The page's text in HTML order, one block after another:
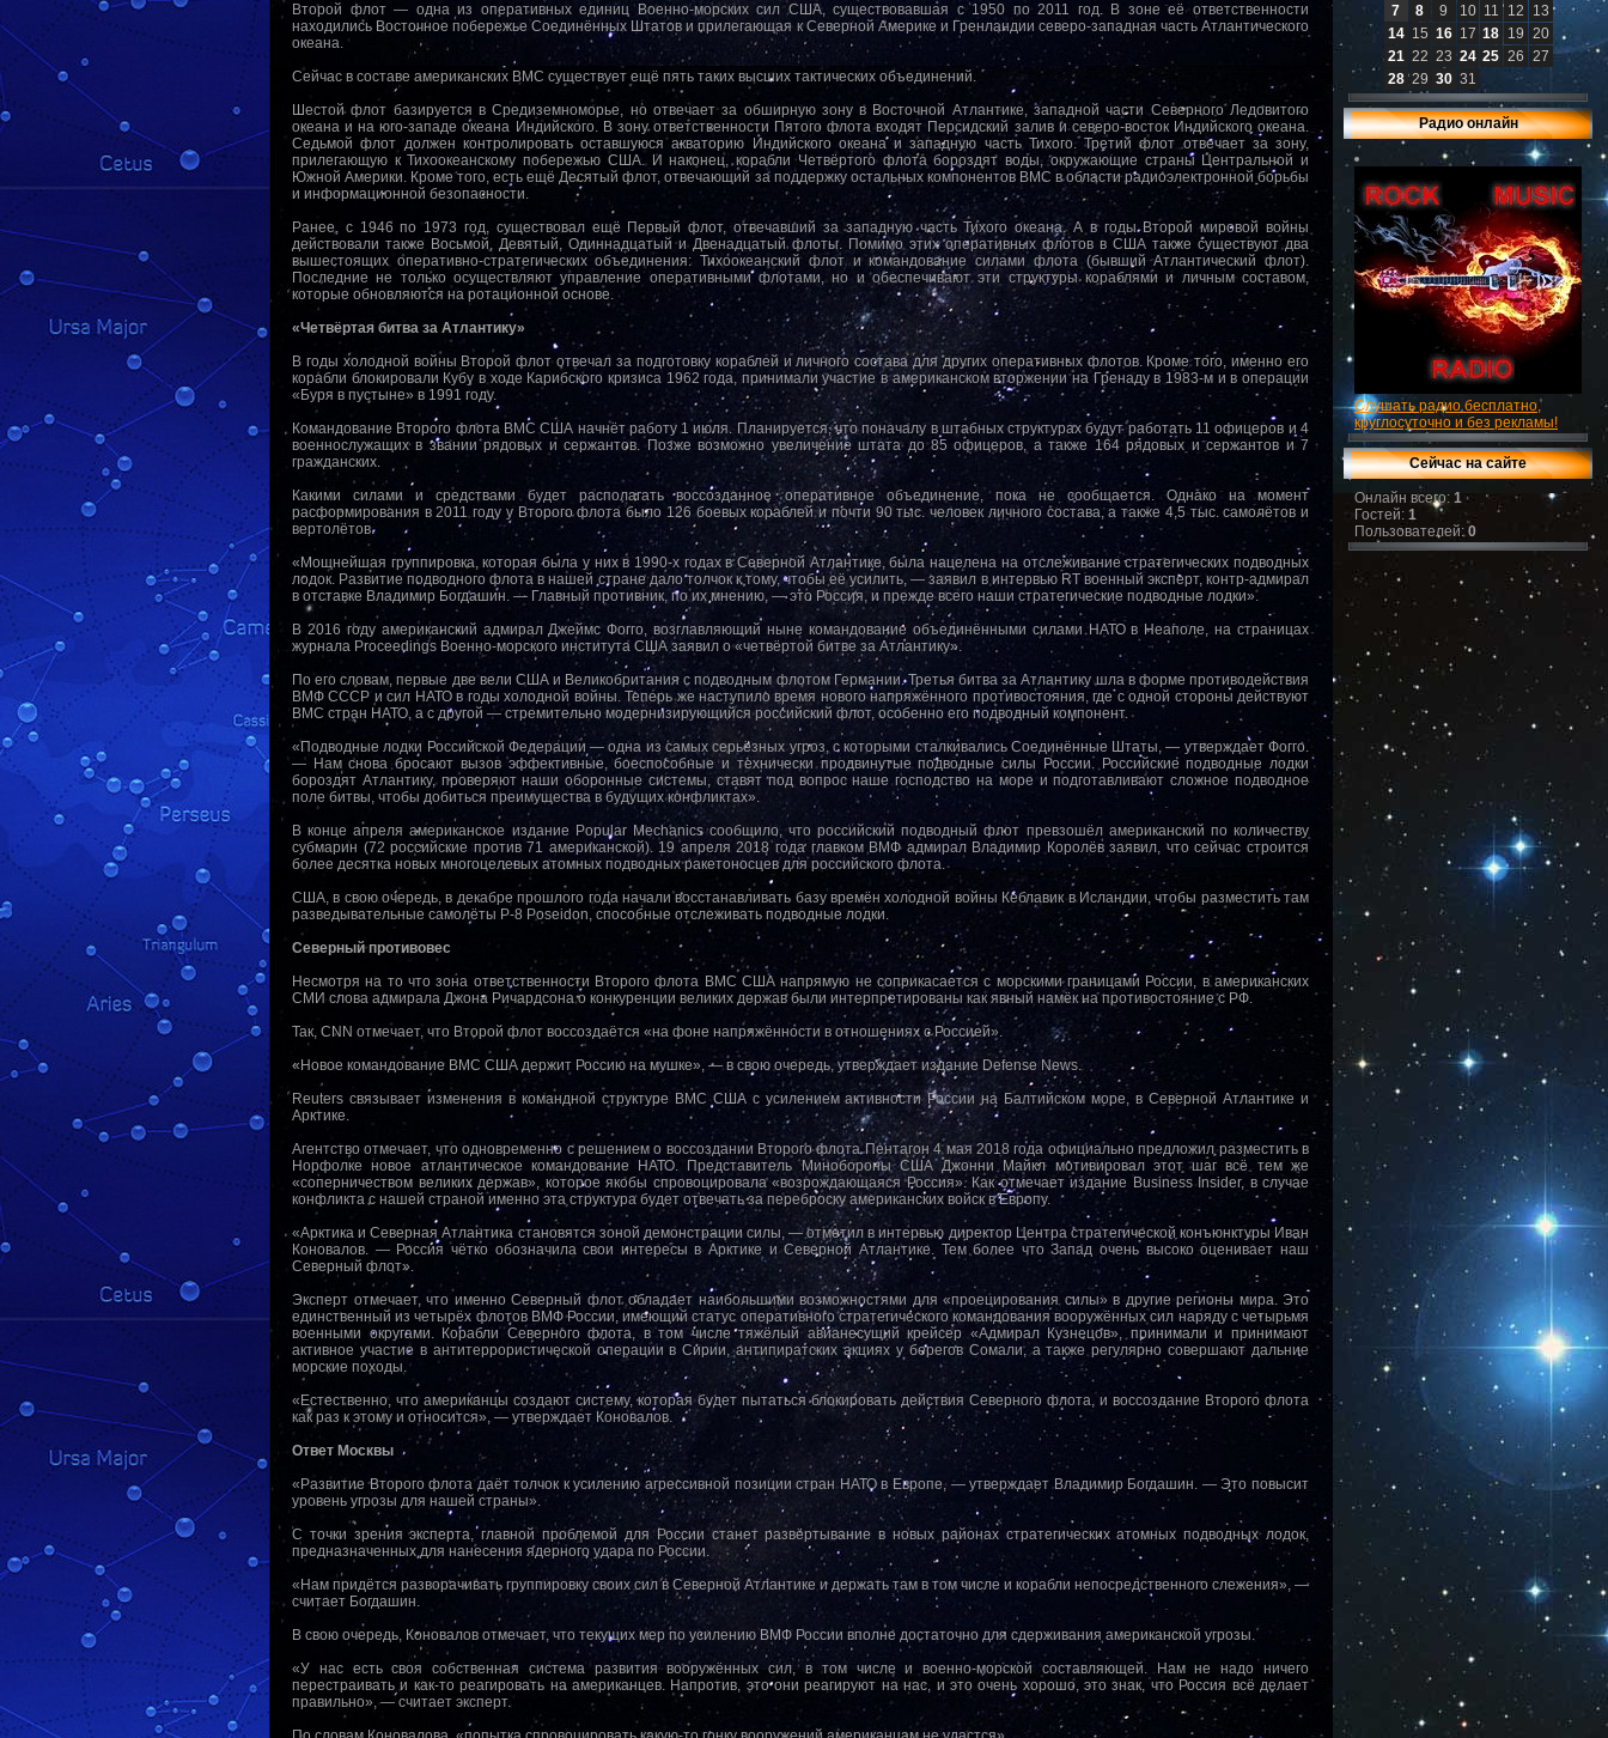
Второй флот — одна из оперативных единиц Военно-морских сил США, существовавшая с 1950 по 2011 год. В зоне её ответственности
находились Восточное побережье Соединённых Штатов и прилегающая к Северной Америке и Гренландии северо-западная часть Атлантического
океана.
Сейчас в составе американских ВМС существует ещё пять таких высших тактических объединений.
Шестой флот базируется в Средиземноморье, но отвечает за обширную зону в Восточной Атлантике, западной части Северного Ледовитого
океана и на юго-западе океана Индийского. В зону ответственности Пятого флота входят Персидский залив и северо-восток Индийского океана.
Седьмой флот должен контролировать оставшуюся акваторию Индийского океана и западную часть Тихого. Третий флот отвечает за зону,
прилегающую к Тихоокеанскому побережью США. И наконец, корабли Четвёртого флота бороздят воды, окружающие страны Центральной и
Южной Америки. Кроме того, есть ещё Десятый флот, отвечающий за поддержку остальных компонентов ВМС в области радиоэлектронной борьбы
и информационной безопасности.
Ранее, с 1946 по 1973 год, существовал ещё Первый флот, отвечавший за западную часть Тихого океана. А в годы Второй мировой войны
действовали также Восьмой, Девятый, Одиннадцатый и Двенадцатый флоты. Помимо этих оперативных флотов в США также существуют два
вышестоящих оперативно-стратегических объединения: Тихоокеанский флот и командование силами флота (бывший Атлантический флот).
Последние не только осуществляют управление оперативными флотами, но и обеспечивают эти структуры кораблями и личным составом,
которые обновляются на ротационной основе.
«Четвёртая битва за Атлантику»
В годы холодной войны Второй флот отвечал за подготовку кораблей и личного состава для других оперативных флотов. Кроме того, именно его
корабли блокировали Кубу в ходе Карибского кризиса 1962 года, принимали участие в американском вторжении на Гренаду в 1983-м и в операции
«Буря в пустыне» в 1991 году.
Командование Второго флота ВМС США начнёт работу 1 июля. Планируется, что поначалу в штабных структурах будут работать 11 офицеров и 4
военнослужащих в звании рядовых и сержантов. Позже возможно увеличение штата до 85 офицеров, а также 164 рядовых и сержантов и 7
гражданских.
Какими силами и средствами будет располагать воссозданное оперативное объединение, пока не сообщается. Однако на момент
расформирования в 2011 году у Второго флота было 126 боевых кораблей и почти 90 тыс. человек личного состава, а также 4,5 тыс. самолётов и
вертолётов.
«Мощнейшая группировка, которая была у них в 1990-х годах в Северной Атлантике, была нацелена на отслеживание стратегических подводных
лодок. Развитие подводного флота в нашей стране дало толчок к тому, чтобы её усилить, — заявил в интервью RT военный эксперт, контр-адмирал
в отставке Владимир Богдашин. — Главный противник, по их мнению, — это Россия, и прежде всего наши стратегические подводные лодки».
В 2016 году американский адмирал Джеймс Фогго, возглавляющий ныне командование объединёнными силами НАТО в Неаполе, на страницах
журнала Proceedings Военно-морского института США заявил о «четвёртой битве за Атлантику».
По его словам, первые две вели США и Великобритания с подводным флотом Германии. Третья битва за Атлантику шла в форме противодействия
ВМФ СССР и сил НАТО в годы холодной войны. Теперь же наступило время нового напряжённого противостояния, где с одной стороны действуют
ВМС стран НАТО, а с другой — стремительно модернизирующийся российский флот, особенно его подводный компонент.
«Подводные лодки Российской Федерации — одна из самых серьёзных угроз, с которыми сталкивались Соединённые Штаты, — утверждает Фогго.
— Нам снова бросают вызов эффективные, боеспособные и технически продвинутые подводные силы России. Российские подводные лодки
бороздят Атлантику, проверяют наши оборонные системы, ставят под вопрос наше господство на море и подготавливают сложное подводное
поле битвы, чтобы добиться преимущества в будущих конфликтах».
В конце апреля американское издание Popular Mechanics сообщило, что российский подводный флот превзошёл американский по количеству
субмарин (72 российские против 71 американской). 19 апреля 2018 года главком ВМФ адмирал Владимир Королёв заявил, что сейчас строится
более десятка новых многоцелевых атомных подводных ракетоносцев для российского флота.
США, в свою очередь, в декабре прошлого года начали восстанавливать базу времён холодной войны Кеблавик в Исландии, чтобы разместить там
разведывательные самолёты P-8 Poseidon, способные отслеживать подводные лодки.
Северный противовес
Несмотря на то что зона ответственности Второго флота ВМС США напрямую не соприкасается с морскими границами России, в американских
СМИ слова адмирала Джона Ричардсона о конкуренции великих держав были интерпретированы как явный намёк на противостояние с РФ.
Так, CNN отмечает, что Второй флот воссоздаётся «на фоне напряжённости в отношениях с Россией».
«Новое командование ВМС США держит Россию на мушке», — в свою очередь, утверждает издание Defense News.
Reuters связывает изменения в командной структуре ВМС США с усилением активности России на Балтийском море, в Северной Атлантике и
Арктике.
Агентство отмечает, что одновременно с решением о воссоздании Второго флота Пентагон 4 мая 2018 года официально предложил разместить в
Норфолке новое атлантическое командование НАТО. Представитель Минобороны США Джонни Майкл мотивировал этот шаг всё тем же
«соперничеством великих держав», которое якобы спровоцировала «возрождающаяся Россия». Как отмечает издание Business Insider, в случае
конфликта с нашей страной именно эта структура будет отвечать за переброску американских войск в Европу.
«Арктика и Северная Атлантика становятся зоной демонстрации силы, — отметил в интервью директор Центра стратегической конъюнктуры Иван
Коновалов. — Россия чётко обозначила свои интересы в Арктике и Северной Атлантике. Тем более что Запад очень высоко оценивает наш
Северный флот».
Эксперт отмечает, что именно Северный флот обладает наибольшими возможностями для «проецирования силы» в другие регионы мира. Это
единственный из четырёх флотов ВМФ России, имеющий статус оперативного стратегического командования вооружённых сил наряду с четырьмя
военными округами. Корабли Северного флота, в том числе тяжёлый авианесущий крейсер «Адмирал Кузнецов», принимали и принимают
активное участие в антитеррористической операции в Сирии, антипиратских акциях у берегов Сомали, а также регулярно совершают дальние
морские походы.
«Естественно, что американцы создают систему, которая будет пытаться блокировать действия Северного флота, и воссоздание Второго флота
как раз к этому и относится», — утверждает Коновалов.
Ответ Москвы
«Развитие Второго флота даёт толчок к усилению агрессивной позиции стран НАТО в Европе, — утверждает Владимир Богдашин. — Это повысит
уровень угрозы для нашей страны».
С точки зрения эксперта, главной проблемой для России станет развёртывание в новых районах стратегических атомных подводных лодок,
предназначенных для нанесения ядерного удара по России.
«Нам придётся разворачивать группировку своих сил в Северной Атлантике и держать там в том числе и корабли непосредственного слежения», —
считает Богдашин.
В свою очередь, Коновалов отмечает, что текущих мер по усилению ВМФ России вполне достаточно для сдерживания американской угрозы.
«У нас есть своя собственная система развития вооружённых сил, в том числе и военно-морской составляющей. Нам не надо ничего
перестраивать и как-то реагировать на американцев. Напротив, это они реагируют на нас, и это очень хорошо, это знак, что Россия всё делает
правильно», — считает эксперт.
7
8 9 10 11 12
13
14 15 16 17 18 19 20
21 22 23 24 25 26 27
28 29 30 31
Радио онлайн
Слушать радио бесплатно,
круглосуточно и без рекламы!
Сейчас на сайте
Онлайн всего: 1
Гостей: 1
Пользователей:0